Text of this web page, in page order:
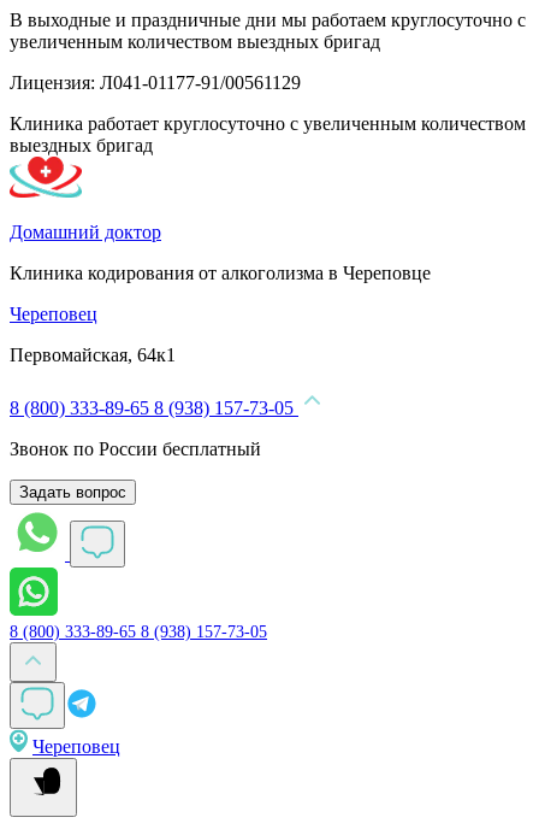
В выходные и праздничные дни мы работаем круглосуточно с
увеличенным количеством выездных бригад
Лицензия: Л041-01177-91/00561129
Клиника работает круглосуточно с увеличенным количеством
выездных бригад
Домашний доктор
Клиника кодирования от алкоголизма в Череповце
Череповец
Первомайская, 64к1
8 (800) 333-89-65 8 (938) 157-73-05
Звонок по России бесплатный
Задать вопрос
8 (800) 333-89-65 8 (938) 157-73-05
Череповец